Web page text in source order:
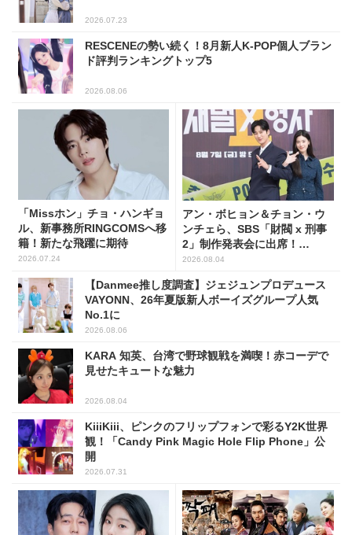
2026.07.23
RESCENEの勢い続く！8月新人K-POP個人ブラン
ド評判ランキングトップ5
2026.08.06
「Missホン」チョ・ハンギョ
ル、新事務所RINGCOMSへ移
籍！新たな飛躍に期待
2026.07.24
アン・ボヒョン＆チョン・ウ
ンチェら、SBS「財閥 x 刑事
2」制作発表会に出席！
(PHOTO7枚)
2026.08.04
【Danmee推し度調査】ジェジュンプロデュース
VAYONN、26年夏版新人ボーイズグループ人気
No.1に
2026.08.06
KARA 知英、台湾で野球観戦を満喫！赤コーデで
見せたキュートな魅力
2026.08.04
KiiiKiii、ピンクのフリップフォンで彩るY2K世界
観！「Candy Pink Magic Hole Flip Phone」公
開
2026.07.31